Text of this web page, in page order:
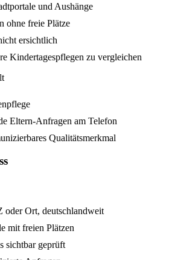
und Aushänge
ohne freie Plätze
ersichtlich
Kindertagespflegen zu vergleichen
Eltern-Anfragen am Telefon
Qualitätsmerkmal
oder Ort, deutschlandweit
mit freien Plätzen
sichtbar geprüft